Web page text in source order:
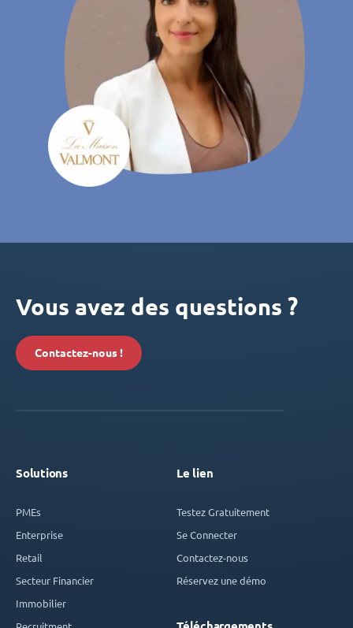
Vous avez des questions ?
Contactez-nous !
Solutions
PMEs
Enterprise
Retail
Secteur Financier
Immobilier
Le lien
Testez Gratuitement
Se Connecter
Contactez-nous
Réservez une démo